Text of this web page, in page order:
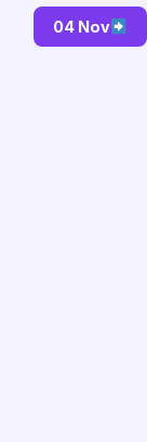
04 Nov